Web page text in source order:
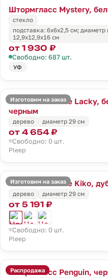
Штормгласс Mystery,
стекло
подставка: 6х6х2,5 см;
12,9x12,9x16 см
от 1 930 ₽
Свободно: 687 шт.
УФ
Изготовим на заказ
Часы настенные Lacky,
черным
дерево диаметр 29 см
от 4 654 ₽
Свободно: 0 шт.
Pleep
Изготовим на заказ
Часы настенные Kiko,
дерево
диаметр 29 см
от 5 191 ₽
Свободно: 0 шт.
Pleep
Распродажа
Штормгласс Penguin,